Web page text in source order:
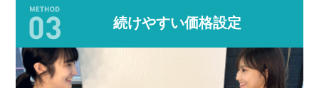
続けやすい価格設定